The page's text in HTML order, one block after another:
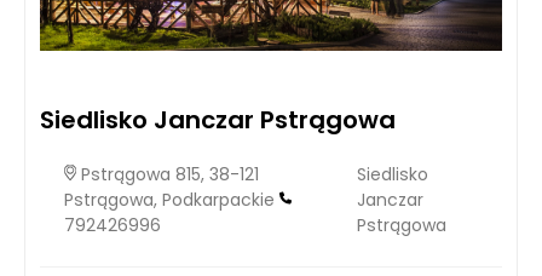
Siedlisko Janczar Pstrągowa
Pstrągowa 815, 38-121
Pstrągowa, Podkarpackie
792426996
Siedlisko
Janczar
Pstrągowa